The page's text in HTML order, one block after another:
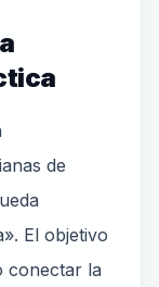
de
El objetivo
conectar la